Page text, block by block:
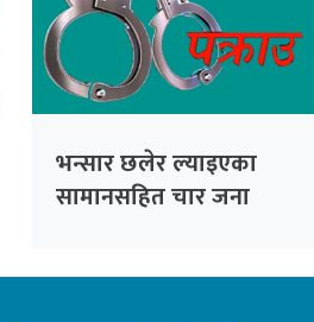
भन्सार छलेर ल्याइएका
सामानसहित चार जना